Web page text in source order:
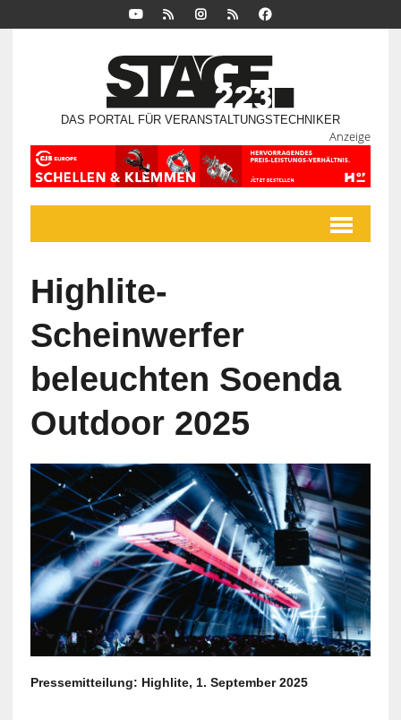
DAS PORTAL FÜR VERANSTALTUNGSTECHNIKER
Anzeige
Highlite-
Scheinwerfer
beleuchten Soenda
Outdoor 2025
Pressemitteilung: Highlite, 1. September 2025